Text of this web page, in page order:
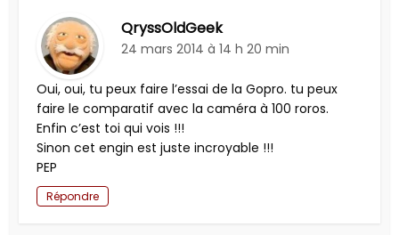
QryssOldGeek
24 mars 2014 à 14 h 20 min
Oui, oui, tu peux faire l’essai de la Gopro. tu peux
faire le comparatif avec la caméra à 100 roros.
Enfin c’est toi qui vois !!!
Sinon cet engin est juste incroyable !!!
PEP
Répondre